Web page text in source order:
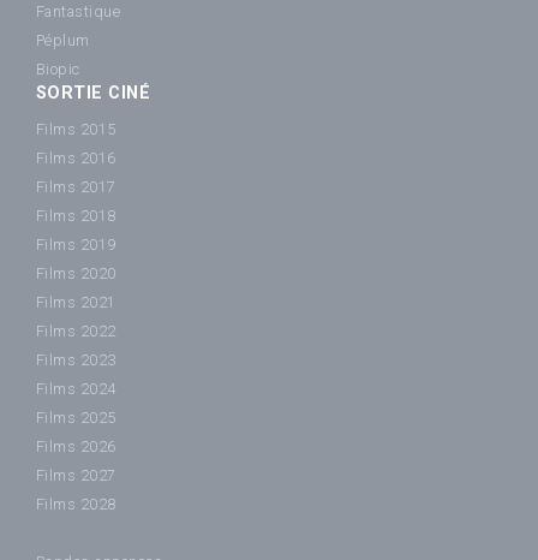
Fantastique
Péplum
Biopic
SORTIE CINÉ
Films 2015
Films 2016
Films 2017
Films 2018
Films 2019
Films 2020
Films 2021
Films 2022
Films 2023
Films 2024
Films 2025
Films 2026
Films 2027
Films 2028